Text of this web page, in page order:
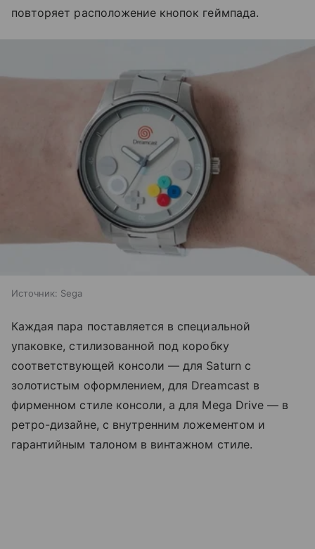
повторяет расположение кнопок геймпада.
Источник: Sega
Каждая пара поставляется в специальной
упаковке, стилизованной под коробку
соответствующей консоли — для Saturn с
золотистым оформлением, для Dreamcast в
фирменном стиле консоли, а для Mega Drive — в
ретро-дизайне, с внутренним ложементом и
гарантийным талоном в винтажном стиле.